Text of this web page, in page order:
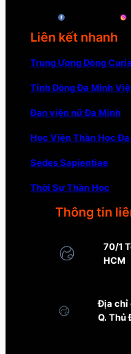
Liên kết nhanh
Trung Ương Dòng Curia
Tỉnh Dòng Đa Minh
Đan viện nữ Đa Minh
Học Viện Thần Học
Sedes Sapientiae
Thời Sự Thần Học
Thông tin
70/1
HCM
Địa chỉ
Q. Thủ